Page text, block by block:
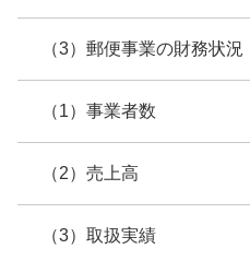
（3）郵便事業の財務状況
（1）事業者数
（2）売上高
（3）取扱実績